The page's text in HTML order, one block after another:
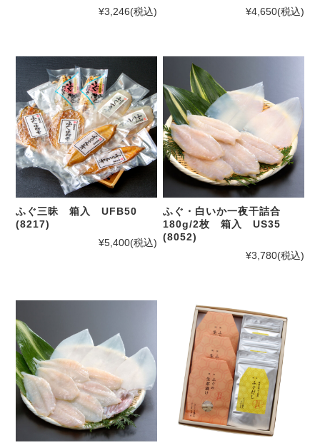
¥3,246(税込)
¥4,650(税込)
ふぐ三昧 箱入 UFB50
(8217)
¥5,400(税込)
ふぐ・白いか一夜干詰合
180g/2枚 箱入 US35
(8052)
¥3,780(税込)